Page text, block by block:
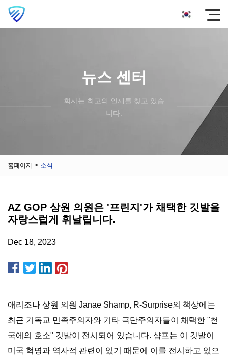
뉴스 센터
회사는 최고의 인재를 찾고 있습
니다.
홈페이지 > 소식
AZ GOP 상원 의원은 '프린지'가 채택한 깃발을
자랑스럽게 휘날립니다.
Dec 18, 2023
애리조나 상원 의원 Janae Shamp, R-Surprise의 책상에는
최근 기독교 민족주의자와 기타 극단주의자들이 채택한 "천
국에의 호소" 깃발이 전시되어 있습니다. 샴프는 이 깃발이
미국 혁명과 역사적 관련이 있기 때문에 이를 전시하고 있으